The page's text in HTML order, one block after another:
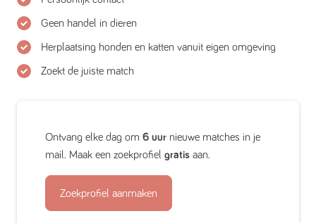
Geen handel in dieren
Herplaatsing honden en katten vanuit eigen omgeving
Zoekt de juiste match
Ontvang elke dag om 6 uur nieuwe matches in je
mail. Maak een zoekprofiel gratis aan.
Zoekprofiel aanmaken